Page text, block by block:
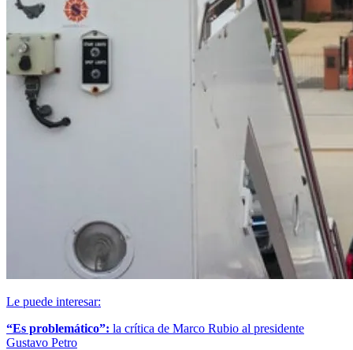
Le puede interesar:
“Es problemático”: la crítica de Marco Rubio al presidente
Gustavo Petro